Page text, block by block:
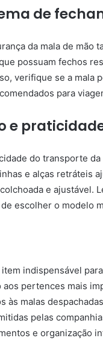
de
da mala de mão
possuam fechos
verifique se a mala
para
e
do transporte
e alças retráteis
e ajustável.
escolher o modelo
indispensável
pertences mais
às malas
pelas
e organização